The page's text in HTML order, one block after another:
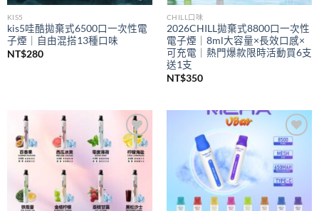
KIS5
kis5哇酷拋棄式6500口一次性電
子煙｜自由混搭13種口味
NT$280
CHILL口味
2026CHILL拋棄式8800口一次性
電子煙｜8ml大容量×長效口感×
可充電｜熱門爆款限時活動買6支
送1支
NT$350
Add to
wishlist
Add to
wishlist